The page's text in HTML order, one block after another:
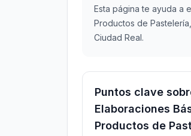
Esta página te ayuda a
Productos de
Ciudad Real.
Puntos clave
Elaboraciones
Productos de